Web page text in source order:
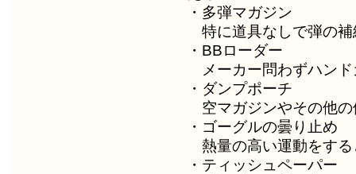
・多弾マガジン
特に道具なしで弾の補
・BBローダー
メーカー問わずハンド
・ダンプポーチ
空マガジンやその他の
・ゴーグルの曇り止め
熱量の高い運動をする
・ティッシュペーパー